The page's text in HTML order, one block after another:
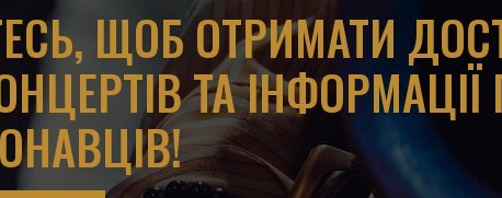
ЩОБ ОТРИМАТИ
ТА ІНФОРМАЦІЇ